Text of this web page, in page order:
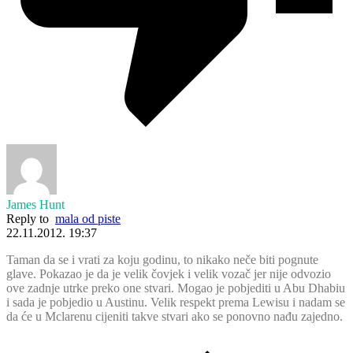
James Hunt
Reply to mala od piste
22.11.2012. 19:37
Taman da se i vrati za koju godinu, to nikako neče biti pognute
glave. Pokazao je da je velik čovjek i velik vozač jer nije odvozio
ove zadnje utrke preko one stvari. Mogao je pobjediti u Abu Dhabiu
i sada je pobjedio u Austinu. Velik respekt prema Lewisu i nadam se
da će u Mclarenu cijeniti takve stvari ako se ponovno nađu zajedno.